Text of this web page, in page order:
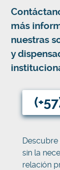
más
nuestras
y
sin la
relación